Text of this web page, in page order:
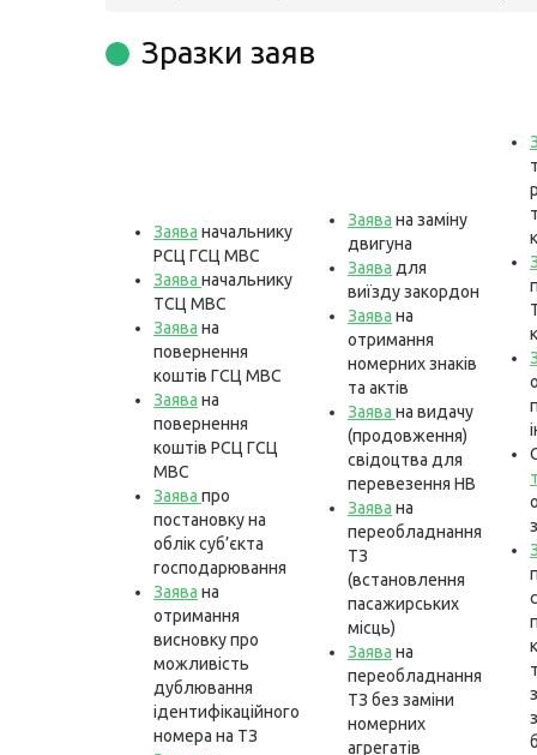
Зразки заяв
Заява начальнику
РСЦ ГСЦ МВС
Заява начальнику
ТСЦ МВС
Заява на
повернення
коштів ГСЦ МВС
Заява на
повернення
коштів РСЦ ГСЦ
МВС
Заява про
постановку на
облік суб’єкта
господарювання
Заява на
отримання
висновку про
можливість
дублювання
ідентифікаційного
номера на ТЗ
Заява на заміну
двигуна
Заява для
виїзду закордон
Заява на
отримання
номерних знаків
та актів
Заява на видачу
(продовження)
свідоцтва для
перевезення НВ
Заява на
переобладнання
ТЗ
(встановлення
пасажирських
місць)
Заява на
переобладнання
ТЗ без заміни
номерних
агрегатів